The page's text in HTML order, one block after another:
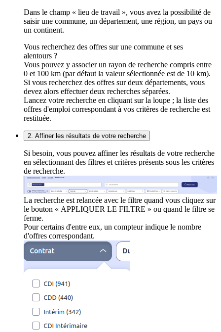
Dans le champ « lieu de travail », vous avez la possibilité de
saisir une commune, un département, une région, un pays ou
un continent.
Vous recherchez des offres sur une commune et ses
alentours ?
Vous pouvez y associer un rayon de recherche compris entre
0 et 100 km (par défaut la valeur sélectionnée est de 10 km).
Si vous recherchez des offres sur deux départements, vous
devez alors effectuer deux recherches séparées.
Lancez votre recherche en cliquant sur la loupe ; la liste des
offres d'emploi correspondant à vos critères de recherche est
restituée.
2. Affiner les résultats de votre recherche
Si besoin, vous pouvez affiner les résultats de votre recherche
en sélectionnant des filtres et critères présents sous les critères
de recherche.
La recherche est relancée avec le filtre quand vous cliquez sur
le bouton « APPLIQUER LE FILTRE » ou quand le filtre se
ferme.
Pour certains d'entre eux, un compteur indique le nombre
d'offres correspondant.